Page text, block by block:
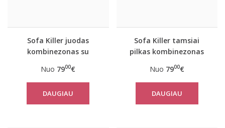
Sofa Killer juodas
kombinezonas su
Nuo 7900€
DAUGIAU
Sofa Killer tamsiai
pilkas kombinezonas
Nuo 7900€
DAUGIAU